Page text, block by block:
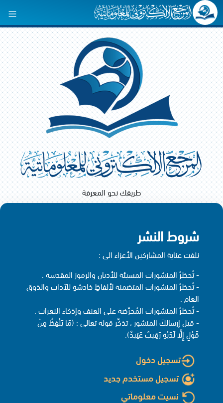
طريقك نحو المعرفة
شروط النشر
نلفت عناية المشاركين الأعزاء الى :
- تُحظرُ المنشورات المسيئة للأديان والرموز المقدسة .
- تُحظرُ المنشورات المتضمنة لألفاظٍ خادشةٍ للآداب والذوق
العام .
- تُحظرُ المنشورات المُحرّضة على العنف وإذكاء النعرات .
- قبل إرسالكَ المنشور ، تذكّر قوله تعالى : (مَا يَلْفِظُ مِنْ
قَوْلٍ إِلَّا لَدَيْهِ رَقِيبٌ عَتِيدٌ).
تسجيل دخول
تسجيل مستخدم جديد
نسيت معلوماتي